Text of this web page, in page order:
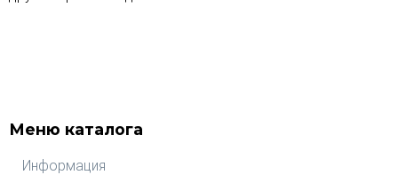
Меню каталога
Информация